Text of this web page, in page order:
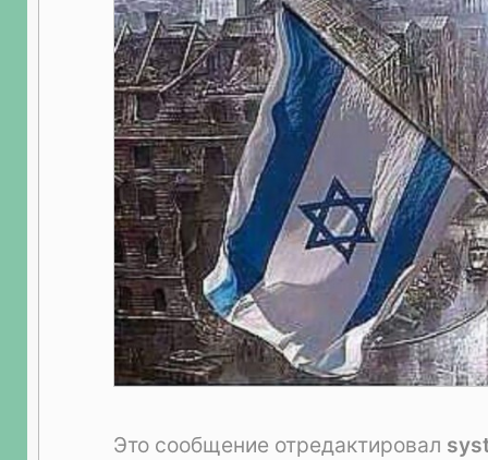
Это сообщение отредактировал